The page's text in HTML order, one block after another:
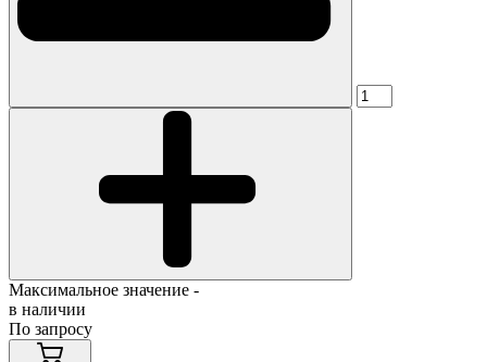
Максимальное значение -
в наличии
По запросу